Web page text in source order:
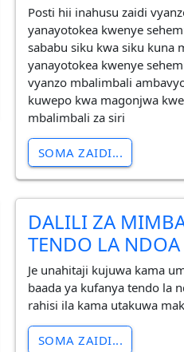
Posti hii inahusu zaidi
yanayotokea kwenye
sababu siku kwa siku kuna
yanayotokea kwenye
vyanzo mbalimbali
kuwepo kwa magonjwa
mbalimbali za siri
SOMA ZAIDI...
DALILI ZA
TENDO LA NDOA
Je unahitaji kujuwa kama
baada ya kufanya tendo la
rahisi ila kama utakuwa
SOMA ZAIDI...